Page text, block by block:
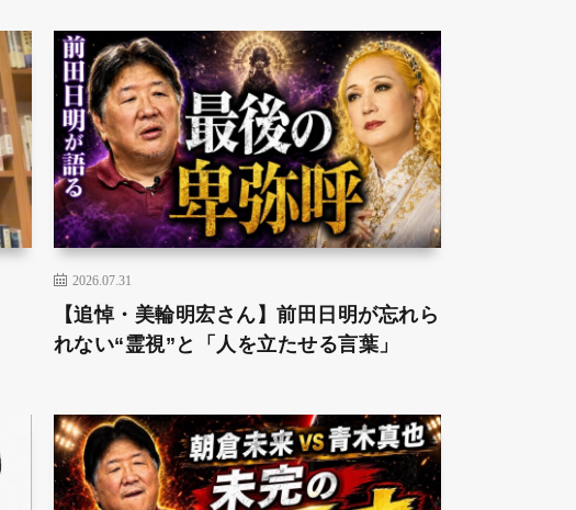
2026.07.31
【追悼・美輪明宏さん】前田日明が忘れら
れない“霊視”と「人を立たせる言葉」